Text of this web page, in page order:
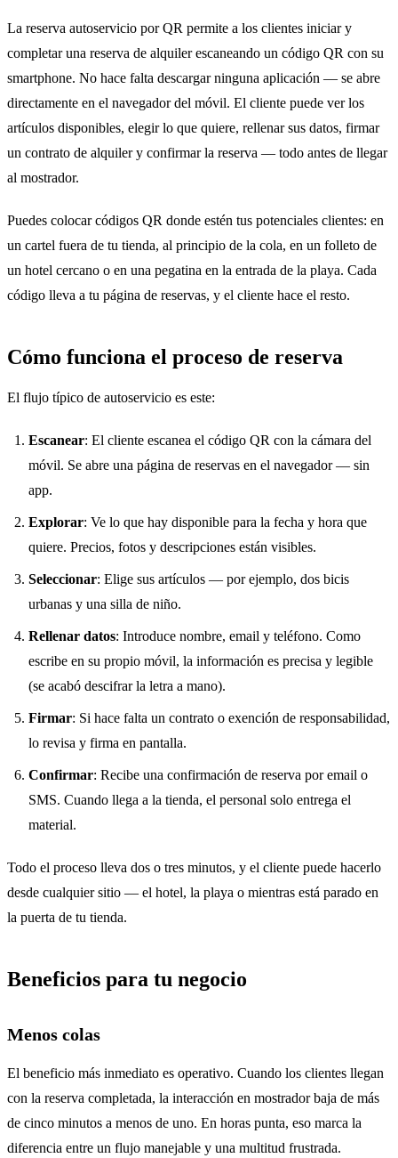
La reserva autoservicio por QR permite a los clientes iniciar y
completar una reserva de alquiler escaneando un código QR con su
smartphone. No hace falta descargar ninguna aplicación — se abre
directamente en el navegador del móvil. El cliente puede ver los
artículos disponibles, elegir lo que quiere, rellenar sus datos, firmar
un contrato de alquiler y confirmar la reserva — todo antes de llegar
al mostrador.
Puedes colocar códigos QR donde estén tus potenciales clientes: en
un cartel fuera de tu tienda, al principio de la cola, en un folleto de
un hotel cercano o en una pegatina en la entrada de la playa. Cada
código lleva a tu página de reservas, y el cliente hace el resto.
Cómo funciona el proceso de reserva
El flujo típico de autoservicio es este:
Escanear: El cliente escanea el código QR con la cámara del
móvil. Se abre una página de reservas en el navegador — sin
app.
Explorar: Ve lo que hay disponible para la fecha y hora que
quiere. Precios, fotos y descripciones están visibles.
Seleccionar: Elige sus artículos — por ejemplo, dos bicis
urbanas y una silla de niño.
Rellenar datos: Introduce nombre, email y teléfono. Como
escribe en su propio móvil, la información es precisa y legible
(se acabó descifrar la letra a mano).
Firmar: Si hace falta un contrato o exención de responsabilidad,
lo revisa y firma en pantalla.
Confirmar: Recibe una confirmación de reserva por email o
SMS. Cuando llega a la tienda, el personal solo entrega el
material.
Todo el proceso lleva dos o tres minutos, y el cliente puede hacerlo
desde cualquier sitio — el hotel, la playa o mientras está parado en
la puerta de tu tienda.
Beneficios para tu negocio
Menos colas
El beneficio más inmediato es operativo. Cuando los clientes llegan
con la reserva completada, la interacción en mostrador baja de más
de cinco minutos a menos de uno. En horas punta, eso marca la
diferencia entre un flujo manejable y una multitud frustrada.